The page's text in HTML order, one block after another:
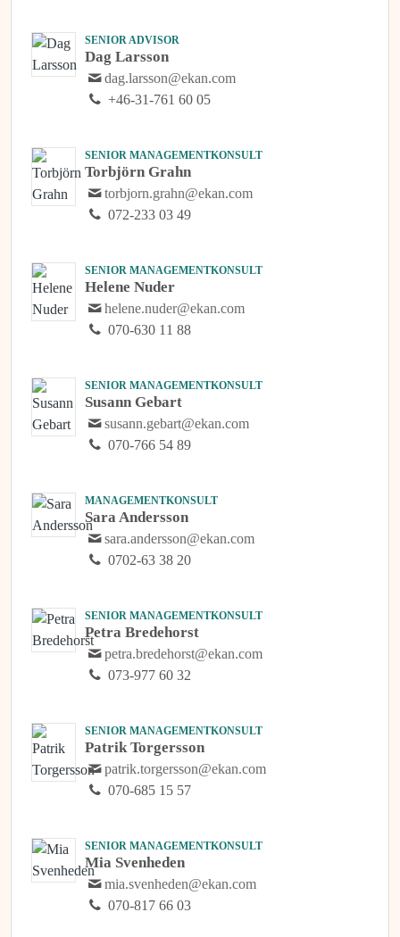
SENIOR ADVISOR
Dag Larsson
dag.larsson@ekan.com
+46-31-761 60 05
SENIOR MANAGEMENTKONSULT
Torbjörn Grahn
torbjorn.grahn@ekan.com
072-233 03 49
SENIOR MANAGEMENTKONSULT
Helene Nuder
helene.nuder@ekan.com
070-630 11 88
SENIOR MANAGEMENTKONSULT
Susann Gebart
susann.gebart@ekan.com
070-766 54 89
MANAGEMENTKONSULT
Sara Andersson
sara.andersson@ekan.com
0702-63 38 20
SENIOR MANAGEMENTKONSULT
Petra Bredehorst
petra.bredehorst@ekan.com
073-977 60 32
SENIOR MANAGEMENTKONSULT
Patrik Torgersson
patrik.torgersson@ekan.com
070-685 15 57
SENIOR MANAGEMENTKONSULT
Mia Svenheden
mia.svenheden@ekan.com
070-817 66 03